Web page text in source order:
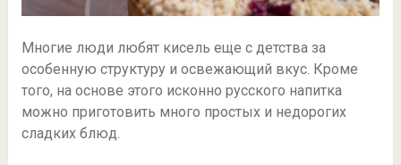
Многие люди любят кисель еще с детства за
особенную структуру и освежающий вкус. Кроме
того, на основе этого исконно русского напитка
можно приготовить много простых и недорогих
сладких блюд.